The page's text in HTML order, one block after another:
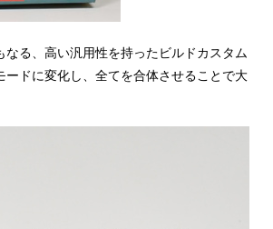
る、高い汎用性を持ったビルドカスタム
ドに変化し、全てを合体させることで大